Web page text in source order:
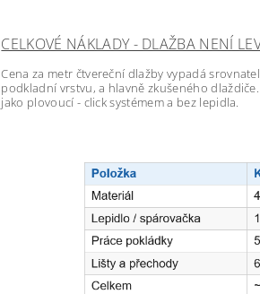
CELKOVÉ NÁKLADY - DLAŽBA NENÍ
Cena za metr čtvereční dlažby vypadá
podkladní vrstvu, a hlavně zkušeného
jako plovoucí - click systémem a bez lepidla.